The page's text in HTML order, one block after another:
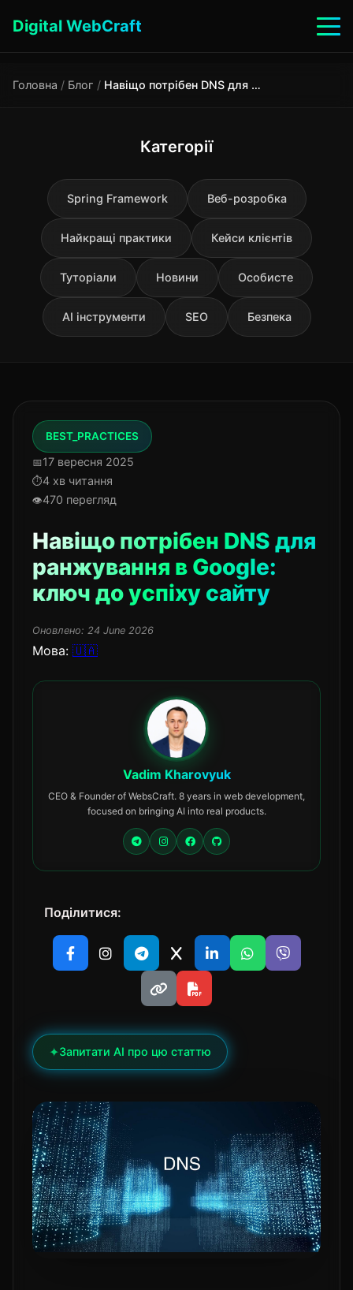
Digital WebCraft
Головна / Блог / Навіщо потрібен DNS для ранжування в Google: ключ до успіху сайту
Категорії
Spring Framework Веб-розробка
Найкращі практики Кейси клієнтів
Туторіали Новини Особисте
AI інструменти SEO Безпека
BEST_PRACTICES
17 вересня 2025
4 хв читання
470 перегляд
Навіщо потрібен DNS для
ранжування в Google:
ключ до успіху сайту
Оновлено: 24 June 2026
Мова: 🇺🇦
Vadim Kharovyuk
CEO & Founder of WebsCraft. 8 years in web development,
focused on bringing AI into real products.
Поділитися:
✦Запитати AI про цю статтю